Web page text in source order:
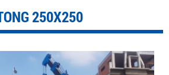
250X250